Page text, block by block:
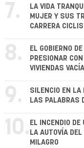
7.
LA VIDA
MUJER Y SUS
CARRERA
8.
EL GOBIERNO
PRESIONAR
VIVIENDAS
9.
SILENCIO EN LA
LAS PALABRAS
10. EL INCENDIO
LA AUTOVÍA
MILAGRO